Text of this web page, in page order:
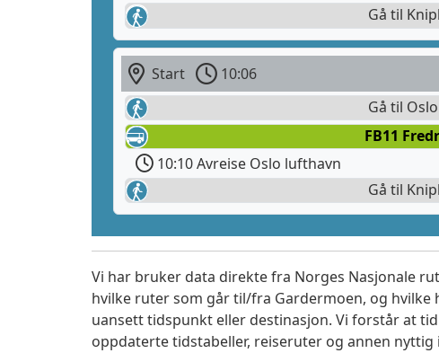
Gå til
Start 10:06
Gå til
FB11
10:10 Avreise Oslo lufthavn
Gå til
Vi har bruker data direkte fra Norges Nasjonale
hvilke ruter som går til/fra Gardermoen, og
uansett tidspunkt eller destinasjon. Vi forstår at
oppdaterte tidstabeller, reiseruter og annen